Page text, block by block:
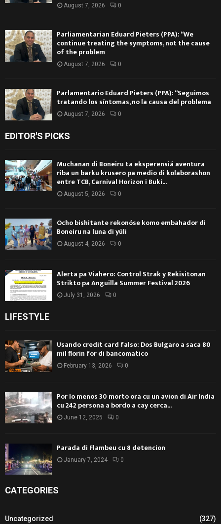
August 7, 2026 0
Parliamentarian Eduard Pieters (PPA): “We
continue treating the symptoms, not the cause
of the problem
August 7, 2026 0
Parlamentario Eduard Pieters (PPA): “Seguimos
tratando los síntomas, no la causa del problema
August 7, 2026 0
EDITOR'S PICKS
Muchanan di Boneiru ta eksperensiá aventura
riba un barku krusero pa medio di kolaborashon
entre TCB, Carnival Horizon i Buki...
August 5, 2026 0
Ocho bishitante rekonóse komo embahador di
Boneiru na luna di yüli
August 4, 2026 0
Alerta pa Viahero: Control Strak y Rekisitonan
Strikto pa Anguilla Summer Festival 2026
July 31, 2026 0
LIFESTYLE
Usando credit card falso: Dos Bulgaro a saca 80
mil florin for di bancomatico
February 13, 2026 0
Por lo menos 30 morto ora cu un avion di Air India
cu 242 persona a bordo a cay cerca...
June 12, 2025 0
Parada di Flambeu cu 8 detencion
January 7, 2024 0
CATEGORIES
Uncategorized
(327)